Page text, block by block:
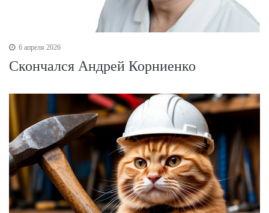
6 апреля 2026
Скончался Андрей Корниенко